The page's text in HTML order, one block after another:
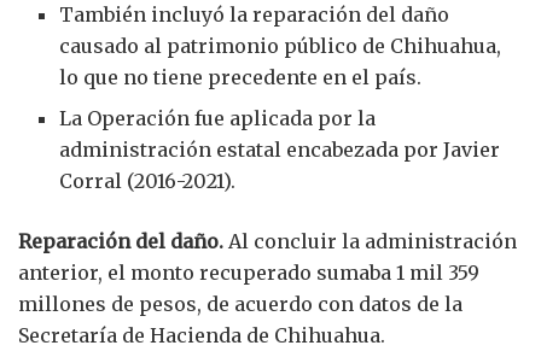
También incluyó la reparación del daño
causado al patrimonio público de Chihuahua,
lo que no tiene precedente en el país.
La Operación fue aplicada por la
administración estatal encabezada por Javier
Corral (2016-2021).
Reparación del daño. Al concluir la administración
anterior, el monto recuperado sumaba 1 mil 359
millones de pesos, de acuerdo con datos de la
Secretaría de Hacienda de Chihuahua.